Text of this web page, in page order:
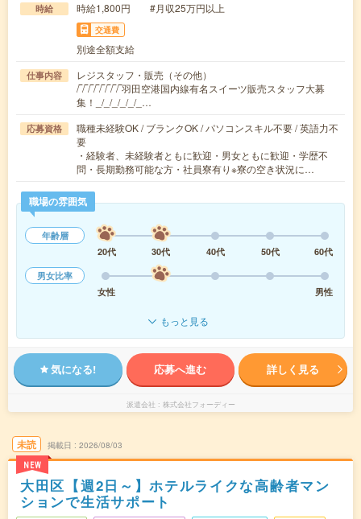
時給 時給1,800円 #月収25万円以上
交通費
別途全額支給
仕事内容
レジスタッフ・販売（その他）
/‾/‾/‾/‾/‾/‾/‾/‾羽田空港国内線有名スイーツ販売スタッフ大募
集！_/_/_/_/_/_…
応募資格
職種未経験OK / ブランクOK / パソコンスキル不要 / 英語力不
要
・経験者、未経験者ともに歓迎・男女ともに歓迎・学歴不
問・長期勤務可能な方・社員寮有り※寮の空き状況に…
職場の雰囲気
年齢層
20代
30代 40代 50代
60代
男女比率
女性
男性
もっと見る
気になる! 応募へ進む 詳しく見る
派遣会社 株式会社フォーディー
未読
NEW
掲載日 2026/08/03
大田区【週2日～】ホテルライクな高齢者マン
ションで生活サポート